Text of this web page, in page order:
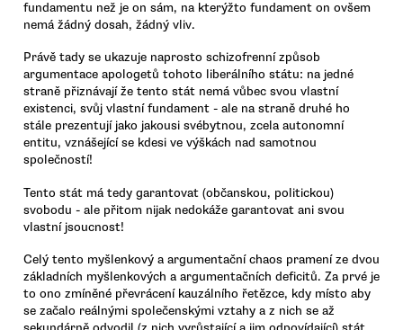
fundamentu než je on sám, na kterýžto fundament on ovšem
nemá žádný dosah, žádný vliv.
Právě tady se ukazuje naprosto schizofrenní způsob
argumentace apologetů tohoto liberálního státu: na jedné
straně přiznávají že tento stát nemá vůbec svou vlastní
existenci, svůj vlastní fundament - ale na straně druhé ho
stále prezentují jako jakousi svébytnou, zcela autonomní
entitu, vznášející se kdesi ve výškách nad samotnou
společností!
Tento stát má tedy garantovat (občanskou, politickou)
svobodu - ale přitom nijak nedokáže garantovat ani svou
vlastní jsoucnost!
Celý tento myšlenkový a argumentační chaos pramení ze dvou
základních myšlenkových a argumentačních deficitů. Za prvé je
to ono zmíněné převrácení kauzálního řetězce, kdy místo aby
se začalo reálnými společenskými vztahy a z nich se až